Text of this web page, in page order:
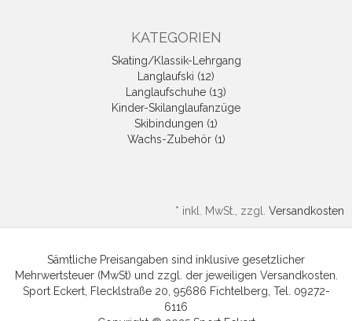
KATEGORIEN
Skating/Klassik-Lehrgang
Langlaufski (12)
Langlaufschuhe (13)
Kinder-Skilanglaufanzüge
Skibindungen (1)
Wachs-Zubehör (1)
* inkl. MwSt., zzgl. Versandkosten
Sämtliche Preisangaben sind inklusive gesetzlicher
Mehrwertsteuer (MwSt) und zzgl. der jeweiligen Versandkosten.
Sport Eckert, Flecklstraße 20, 95686 Fichtelberg, Tel. 09272-
6116